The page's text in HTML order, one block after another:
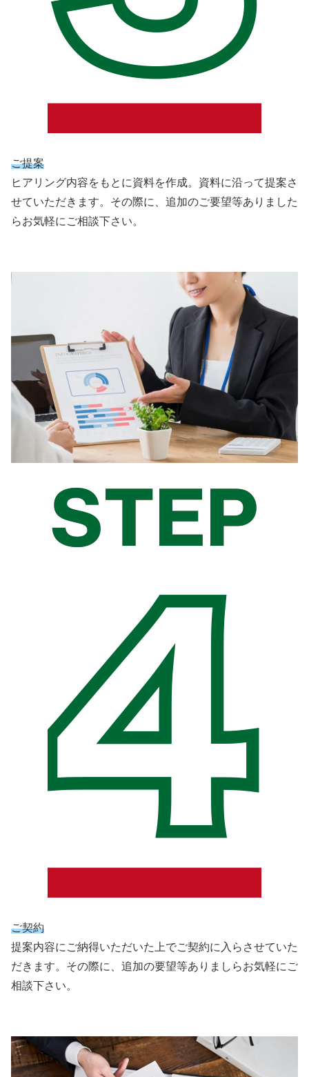
ご提案
ヒアリング内容をもとに資料を作成。資料に沿って提案さ
せていただきます。その際に、追加のご要望等ありました
らお気軽にご相談下さい。
ご契約
提案内容にご納得いただいた上でご契約に入らさせていた
だきます。その際に、追加の要望等ありましらお気軽にご
相談下さい。